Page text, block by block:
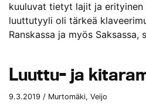
kuuluvat tietyt lajit ja
luuttutyyli oli tärkeä
Ranskassa ja myös
Luuttu- ja
9.3.2019 / Murtomäki, Veijo